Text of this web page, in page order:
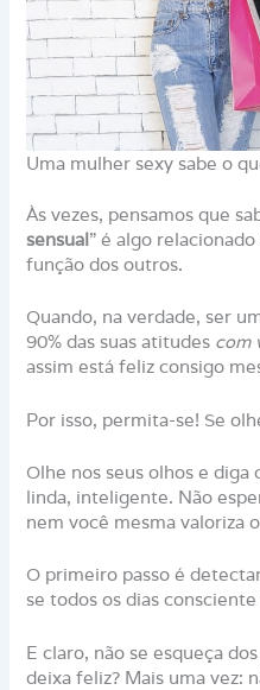
Uma mulher sexy sabe o
Às vezes, pensamos que
sensual” é algo
função dos outros.
Quando, na verdade, ser
90% das suas atitudes com
assim está feliz consigo
Por isso, permita-se! Se
Olhe nos seus olhos e diga
linda, inteligente. Não
nem você mesma valoriza
O primeiro passo é
se todos os dias
E claro, não se esqueça
deixa feliz? Mais uma vez: